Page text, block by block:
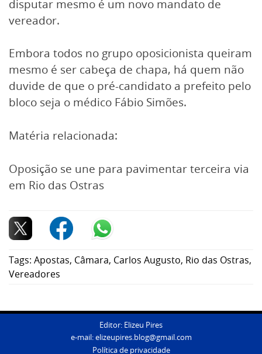
disputar mesmo é um novo mandato de
vereador.
Embora todos no grupo oposicionista queiram
mesmo é ser cabeça de chapa, há quem não
duvide de que o pré-candidato a prefeito pelo
bloco seja o médico Fábio Simões.
Matéria relacionada:
Oposição se une para pavimentar terceira via
em Rio das Ostras
Tags: Apostas, Câmara, Carlos Augusto, Rio das Ostras,
Vereadores
Editor: Elizeu Pires
e-mail:elizeupires.blog@gmail.com
Política de privacidade